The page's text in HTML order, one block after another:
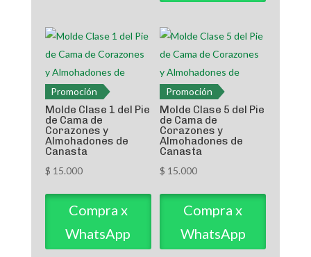
Promoción
Molde Clase 1 del Pie
de Cama de
Corazones y
Almohadones de
Canasta
$ 15.000
Compra x
WhatsApp
Promoción
Molde Clase 5 del Pie
de Cama de
Corazones y
Almohadones de
Canasta
$ 15.000
Compra x
WhatsApp